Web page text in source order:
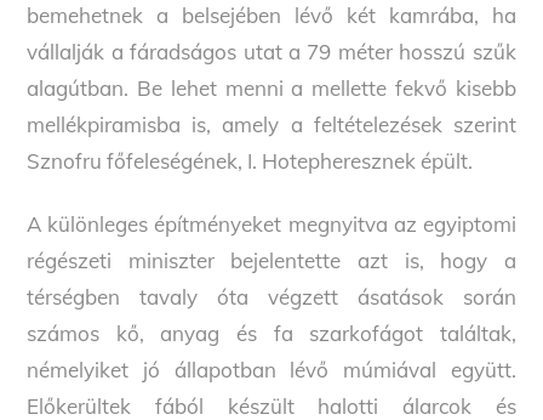
bemehetnek a belsejében lévő két kamrába, ha
vállalják a fáradságos utat a 79 méter hosszú szűk
alagútban. Be lehet menni a mellette fekvő kisebb
mellékpiramisba is, amely a feltételezések szerint
Sznofru főfeleségének, I. Hotepheresznek épült.
A különleges építményeket megnyitva az egyiptomi
régészeti miniszter bejelentette azt is, hogy a
térségben tavaly óta végzett ásatások során
számos kő, anyag és fa szarkofágot találtak,
némelyiket jó állapotban lévő múmiával együtt.
Előkerültek fából készült halotti álarcok és